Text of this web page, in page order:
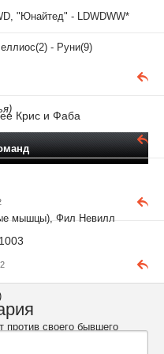
"Юнайтед" - LDWDWW*
- Руни(9)
мышцы), Фил Невилл
против своего бывшего
Тим Кэйхилл также
Крис и Фаба